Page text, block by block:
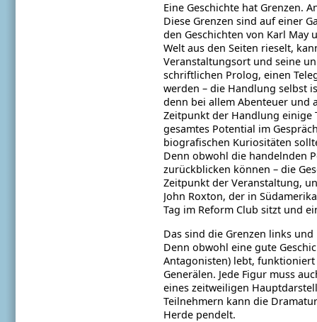
Eine Geschichte hat Grenzen.
Diese Grenzen sind auf einer
den Geschichten von Karl May
Welt aus den Seiten rieselt,
Veranstaltungsort und seine
schriftlichen Prolog, einen
werden – die Handlung selbst
denn bei allem Abenteuer
Zeitpunkt der Handlung einige
gesamtes Potential im
biografischen Kuriositäten
Denn obwohl die handelnden
zurückblicken können – die
Zeitpunkt der Veranstaltung,
John Roxton, der in
Tag im Reform Club sitzt und
Das sind die Grenzen links
Denn obwohl eine gute
Antagonisten) lebt, funktioniert
Generälen. Jede Figur muss
eines zeitweiligen
Teilnehmern kann die
Herde pendelt.